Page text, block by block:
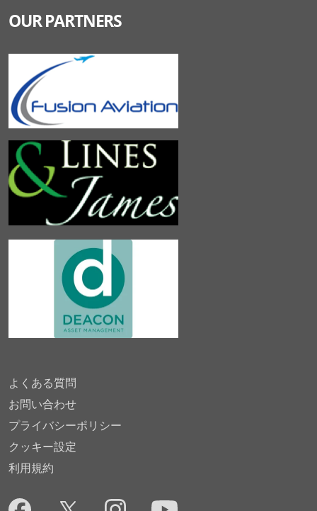
よくある質問
お問い合わせ
プライバシーポリシー
クッキー設定
利用規約
OUR PARTNERS